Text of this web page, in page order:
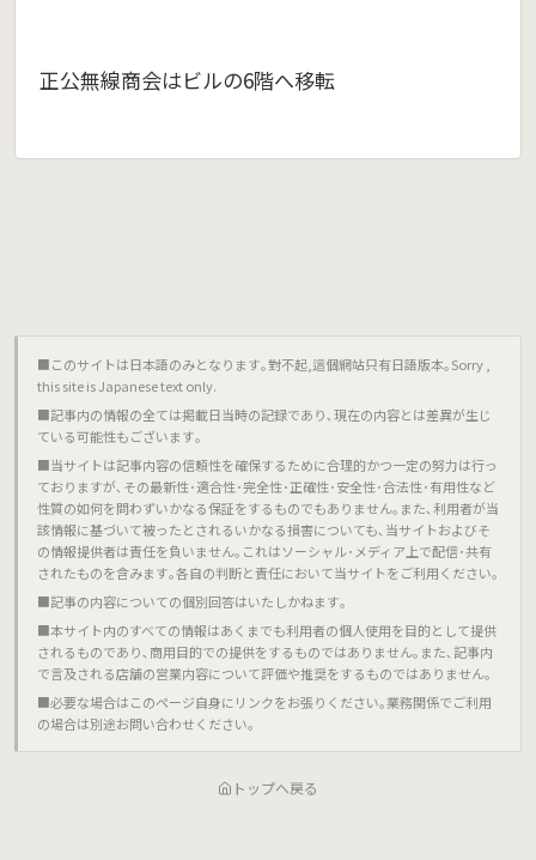
正公無線商会はビルの6階へ移転
■このサイトは日本語のみとなります｡對不起,這個網站只有日語版本｡Sorry ,
this site is Japanese text only.
■記事内の情報の全ては掲載日当時の記録であり､現在の内容とは差異が生じ
ている可能性もございます｡
■当サイトは記事内容の信頼性を確保するために合理的かつ一定の努力は行っ
ておりますが､その最新性･適合性･完全性･正確性･安全性･合法性･有用性など
性質の如何を問わずいかなる保証をするものでもありません｡また､利用者が当
該情報に基づいて被ったとされるいかなる損害についても､当サイトおよびそ
の情報提供者は責任を負いません｡これはソーシャル･メディア上で配信･共有
されたものを含みます｡各自の判断と責任において当サイトをご利用ください｡
■記事の内容についての個別回答はいたしかねます｡
■本サイト内のすべての情報はあくまでも利用者の個人使用を目的として提供
されるものであり､商用目的での提供をするものではありません｡また､記事内
で言及される店舗の営業内容について評価や推奨をするものではありません｡
■必要な場合はこのページ自身にリンクをお張りください｡業務関係でご利用
の場合は別途お問い合わせください｡
トップへ戻る